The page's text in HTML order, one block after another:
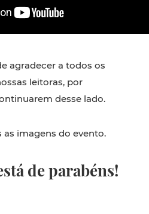
agradecer a todos os
leitoras, por
desse lado.
as imagens do evento.
de parabéns!